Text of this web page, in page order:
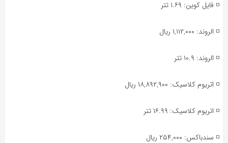
◽️ فایل کوین: ۱.۶۹ تتر
◽️ الروند: ۱,۱۱۲,۰۰۰ ریال
◽️ الروند: ۱۰.۹ تتر
◽️ اتریوم کلاسیک: ۱۸,۸۹۲,۹۰۰ ریال
◽️ اتریوم کلاسیک: ۱۶.۹۹ تتر
◽️ سندباکس: ۲۵۴,۰۰۰ ریال